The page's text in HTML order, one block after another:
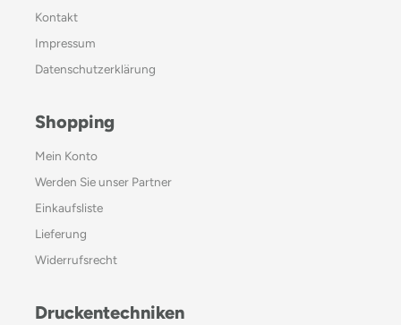
Kontakt
Impressum
Datenschutzerklärung
Shopping
Mein Konto
Werden Sie unser Partner
Einkaufsliste
Lieferung
Widerrufsrecht
Druckentechniken